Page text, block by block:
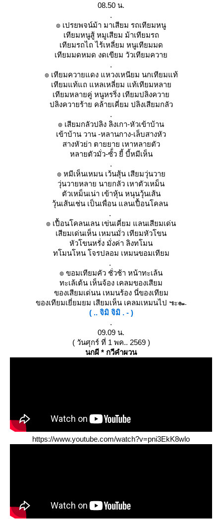
08.50 น.
.
๏ เปรยพจน์ม้า มาเสียม รถเทียมหนู
เทียมหนูสู้ หมูเสียม ม้าเทียมรถ
เทียมรถไถ ไร้เหลี่ยม หนูเทียมมด
เทียมมดหมด งดเขียม วัวเทียมควาย
.
๏ เทียมควายแดง แหวงเหนียม นกเทียมแท้
เทียมแท้แถ แหลเหลี่ยม แท้เทียมหลาย
เทียมหลายคู่ หนูหรริ่ง เทียมปลิงควาย
ปลิงควายร้าย คล้ายเคี่ยม ปลิงเสียมกลัว
.
๏ เสียมกลัวปลิง ลิงเกา-หัวเข้าบ้าน
เข้าบ้าน วาน -หลานกาง-เล็บสางหัว
สางหัวย่า ตายยาย เหาหลายตัว
หลายตัวมั่ว-ซั้่ว ยี้ บี้หมีเห็น
.
๏ หมีเห็นเหมน เว้นสุ้น เสียมวุ่นวาย
วุ่นวายหลาย นายกลัว เหาตัวเหม็น
ตัวเหม็นเน่า เข้าหุ้น หนุนวุ้นเส้น
วุ้นเส้นเช่น เป็นเพื่อน แลนเปื้อนโคลน
.
๏ เปื้อนโคลนเลน เข่นเคี่ยม แลนเสียมเด่น
เสียมเด่นเห็น เหมนมั่ว เทียมหัวโขน
หัวโขนหรั่ง มั่งค่า ลิงทโมน
ทโมนโหน โจรปลอม เหมนขอมเทียม
.
๏ ขอมเทียมคัว ชั่วช้า หน้าทะเล้น
ทะเล้เต้น เห็นจ้อง เคลมของเสียม
ของเสียมเด่นน เหมนร้อง นี่ของเทียม
ของเทียมเยี่ยมยม เสียมเห็น เคลมเหมนไป ๚ะ๛
( .. จิมิ จิมิ . - )
.
09.09 น.
( วันศุกร์ ที่ 1 พค.. 2569 )
นกผี * กวีคำผวน
https://www.youtube.com/watch?v=pni3EkK8wlo